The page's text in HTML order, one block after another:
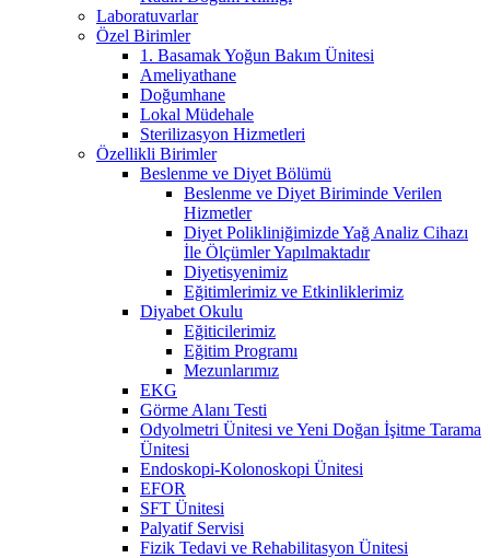
Laboratuvarlar
Özel Birimler
1. Basamak Yoğun Bakım Ünitesi
Ameliyathane
Doğumhane
Lokal Müdehale
Sterilizasyon Hizmetleri
Özellikli Birimler
Beslenme ve Diyet Bölümü
Beslenme ve Diyet Biriminde Verilen
Hizmetler
Diyet Polikliniğimizde Yağ Analiz Cihazı
İle Ölçümler Yapılmaktadır
Diyetisyenimiz
Eğitimlerimiz ve Etkinliklerimiz
Diyabet Okulu
Eğiticilerimiz
Eğitim Programı
Mezunlarımız
EKG
Görme Alanı Testi
Odyolmetri Ünitesi ve Yeni Doğan İşitme Tarama
Ünitesi
Endoskopi-Kolonoskopi Ünitesi
EFOR
SFT Ünitesi
Palyatif Servisi
Fizik Tedavi ve Rehabilitasyon Ünitesi